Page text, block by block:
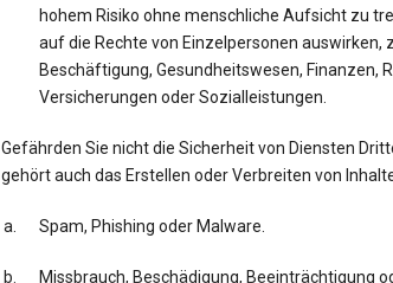
hohem Risiko ohne menschliche Aufsicht zu
auf die Rechte von Einzelpersonen auswirken,
Beschäftigung, Gesundheitswesen, Finanzen,
Versicherungen oder Sozialleistungen.
Gefährden Sie nicht die Sicherheit von Diensten
gehört auch das Erstellen oder Verbreiten von
Spam, Phishing oder Malware.
Missbrauch, Beschädigung, Beeinträchtigung